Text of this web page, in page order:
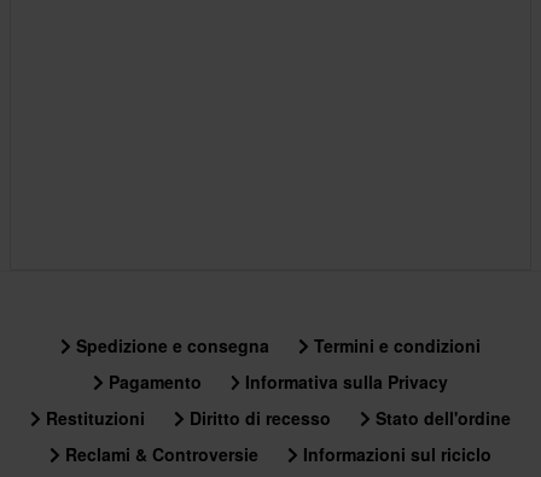
Spedizione e consegna
Termini e condizioni
Pagamento
Informativa sulla Privacy
Restituzioni
Diritto di recesso
Stato dell'ordine
Reclami & Controversie
Informazioni sul riciclo